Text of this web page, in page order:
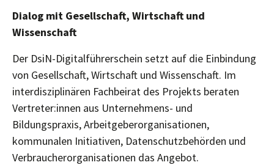
Dialog mit Gesellschaft, Wirtschaft und
Wissenschaft
Der DsiN-Digitalführerschein setzt auf die Einbindung
von Gesellschaft, Wirtschaft und Wissenschaft. Im
interdisziplinären Fachbeirat des Projekts beraten
Vertreter:innen aus Unternehmens- und
Bildungspraxis, Arbeitgeberorganisationen,
kommunalen Initiativen, Datenschutzbehörden und
Verbraucherorganisationen das Angebot.